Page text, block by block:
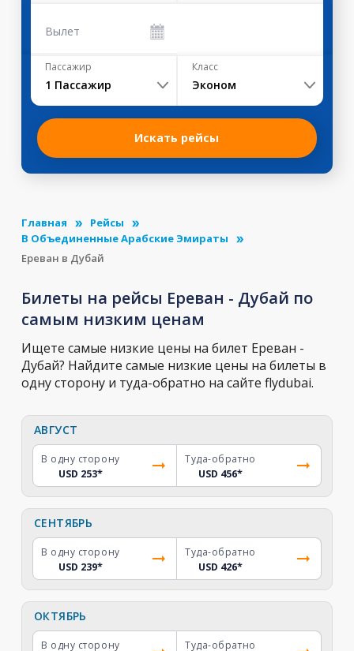
Вылет
Пассажир
1 Пассажир
Класс
Эконом
Искать рейсы
Главная
Рейсы
В Объединенные Арабские Эмираты
Ереван в Дубай
Билеты на рейсы Ереван - Дубай по
самым низким ценам
Ищете самые низкие цены на билет Ереван -
Дубай? Найдите самые низкие цены на билеты в
одну сторону и туда-обратно на сайте flydubai.
АВГУСТ
В одну сторону
USD 253*
Туда-обратно
USD 456*
СЕНТЯБРЬ
В одну сторону
USD 239*
Туда-обратно
USD 426*
ОКТЯБРЬ
В одну сторону
Туда-обратно